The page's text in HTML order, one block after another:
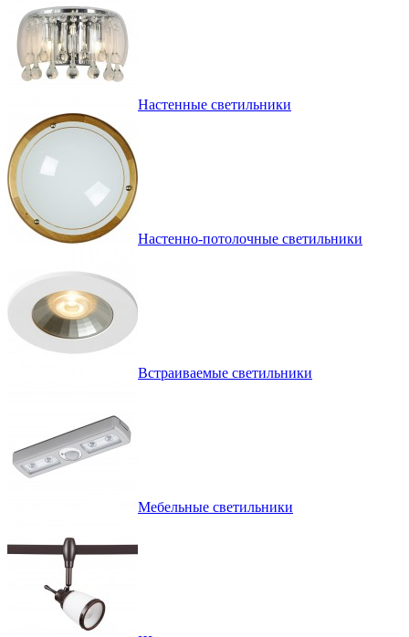
Настенные светильники
Настенно-потолочные светильники
Встраиваемые светильники
Мебельные светильники